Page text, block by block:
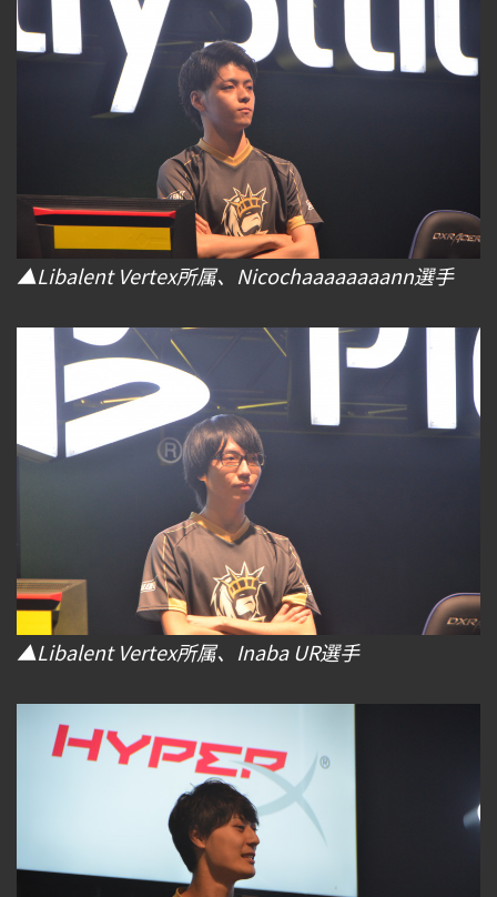
▲Libalent Vertex所属、Nicochaaaaaaaann選手
▲Libalent Vertex所属、Inaba UR選手